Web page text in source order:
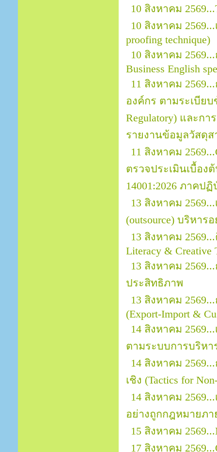
10 สิงหาคม
10 สิงหาคม
proofing technique)
10 สิงหาคม
Business English
11 สิงหาคม
องค์กร ตามระเบีย
Regulatory) และก
รายงานข้อมูลวัสดุ
11 สิงหาคม
ตรวจประเมินเบื้อง
14001:2026 ภาคป
13 สิงหาคม
(outsource) บริหาร
13 สิงหาคม
Literacy & Creative
13 สิงหาคม
ประสิทธิภาพ
13 สิงหาคม
(Export-Import &
14 สิงหาคม
ตามระบบการบริหา
14 สิงหาคม
เชิง (Tactics for
14 สิงหาคม
อย่างถูกกฎหมายภา
15 สิงหาคม
17 สิงหาคม